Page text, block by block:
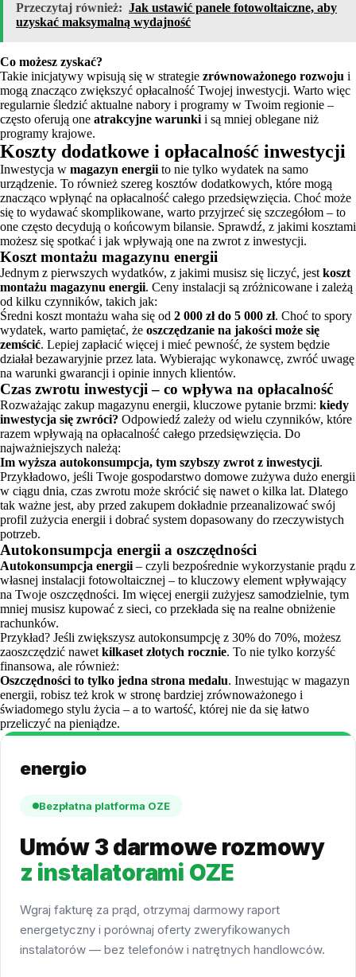
Przeczytaj również: Jak ustawić panele fotowoltaiczne, aby
uzyskać maksymalną wydajność
Co możesz zyskać?
Takie inicjatywy wpisują się w strategie zrównoważonego rozwoju i
mogą znacząco zwiększyć opłacalność Twojej inwestycji. Warto więc
regularnie śledzić aktualne nabory i programy w Twoim regionie –
często oferują one atrakcyjne warunki i są mniej oblegane niż
programy krajowe.
Koszty dodatkowe i opłacalność inwestycji
Inwestycja w magazyn energii to nie tylko wydatek na samo
urządzenie. To również szereg kosztów dodatkowych, które mogą
znacząco wpłynąć na opłacalność całego przedsięwzięcia. Choć może
się to wydawać skomplikowane, warto przyjrzeć się szczegółom – to
one często decydują o końcowym bilansie. Sprawdź, z jakimi kosztami
możesz się spotkać i jak wpływają one na zwrot z inwestycji.
Koszt montażu magazynu energii
Jednym z pierwszych wydatków, z jakimi musisz się liczyć, jest koszt
montażu magazynu energii. Ceny instalacji są zróżnicowane i zależą
od kilku czynników, takich jak:
Średni koszt montażu waha się od 2 000 zł do 5 000 zł. Choć to spory
wydatek, warto pamiętać, że oszczędzanie na jakości może się
zemścić. Lepiej zapłacić więcej i mieć pewność, że system będzie
działał bezawaryjnie przez lata. Wybierając wykonawcę, zwróć uwagę
na warunki gwarancji i opinie innych klientów.
Czas zwrotu inwestycji – co wpływa na opłacalność
Rozważając zakup magazynu energii, kluczowe pytanie brzmi: kiedy
inwestycja się zwróci? Odpowiedź zależy od wielu czynników, które
razem wpływają na opłacalność całego przedsięwzięcia. Do
najważniejszych należą:
Im wyższa autokonsumpcja, tym szybszy zwrot z inwestycji.
Przykładowo, jeśli Twoje gospodarstwo domowe zużywa dużo energii
w ciągu dnia, czas zwrotu może skrócić się nawet o kilka lat. Dlatego
tak ważne jest, aby przed zakupem dokładnie przeanalizować swój
profil zużycia energii i dobrać system dopasowany do rzeczywistych
potrzeb.
Autokonsumpcja energii a oszczędności
Autokonsumpcja energii – czyli bezpośrednie wykorzystanie prądu z
własnej instalacji fotowoltaicznej – to kluczowy element wpływający
na Twoje oszczędności. Im więcej energii zużyjesz samodzielnie, tym
mniej musisz kupować z sieci, co przekłada się na realne obniżenie
rachunków.
Przykład? Jeśli zwiększysz autokonsumpcję z 30% do 70%, możesz
zaoszczędzić nawet kilkaset złotych rocznie. To nie tylko korzyść
finansowa, ale również:
Oszczędności to tylko jedna strona medalu. Inwestując w magazyn
energii, robisz też krok w stronę bardziej zrównoważonego i
świadomego stylu życia – a to wartość, której nie da się łatwo
przeliczyć na pieniądze.
energio
Bezpłatna platforma OZE
Umów 3 darmowe rozmowy
z instalatorami OZE
Wgraj fakturę za prąd, otrzymaj darmowy raport
energetyczny i porównaj oferty zweryfikowanych
instalatorów — bez telefonów i natrętnych handlowców.